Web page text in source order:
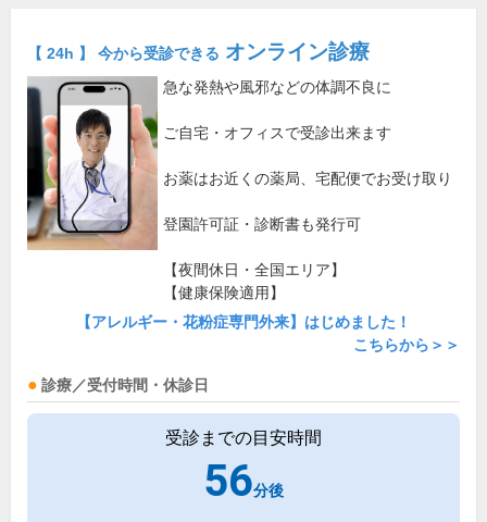
【 24h 】 今から受診できる オンライン診療
急な発熱や風邪などの体調不良に
ご自宅・オフィスで受診出来ます
お薬はお近くの薬局、宅配便でお受け取り
登園許可証・診断書も発行可
【夜間休日・全国エリア】
【健康保険適用】
【アレルギー・花粉症専門外来】はじめました！
こちらから＞＞
診療／受付時間・休診日
受診までの目安時間
56分後